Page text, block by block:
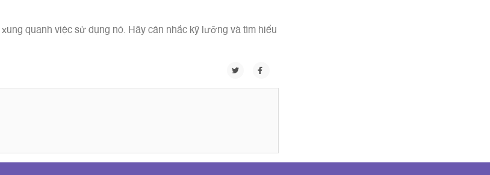
quanh việc sử dụng nó. Hãy cân nhắc kỹ lưỡng và tìm hiểu